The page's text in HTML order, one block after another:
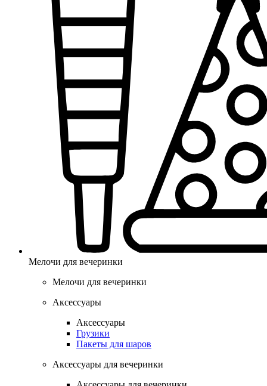
Мелочи для вечеринки
Мелочи для вечеринки
Аксессуары
Аксессуары
Грузики
Пакеты для шаров
Аксессуары для вечеринки